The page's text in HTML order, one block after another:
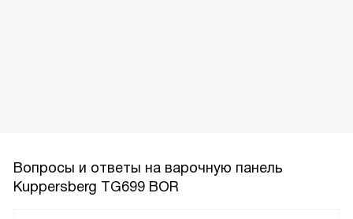
Вопросы и ответы на варочную панель
Kuppersberg TG699 BOR